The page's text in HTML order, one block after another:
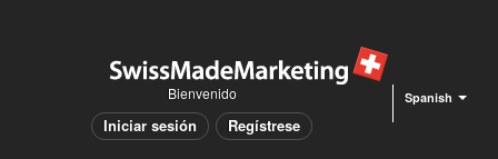
Spanish
Bienvenido
Iniciar sesión Regístrese